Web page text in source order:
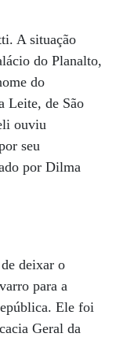
A situação
do Planalto,
do
Leite, de São
ouviu
seu
por Dilma
deixar o
para a
Ele foi
Geral da